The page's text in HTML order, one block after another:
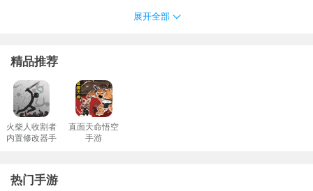
步步成长为巨星;帮助金秀贤完成演艺任务并与他约会互动逐渐加深
购置装修豪宅与名车创建娱乐公司投资打造自己的影视作品唱片或
综艺节目通过粉丝争霸战。
拥有“演员”“歌手”“模特”“主持”大职业发展方向以及策划编剧作曲等完
善的职业助理团队提升助理能力和好感度为你的星途提供助力。
增加公司创建门槛(游戏币)
超精致的游戏画面和金秀贤零距离接触。
展开全部
精品推荐
火柴人收割者
内置修改器手
直面天命悟空
手游
热门手游